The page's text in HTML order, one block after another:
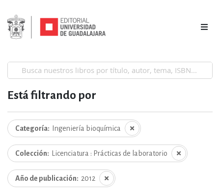
Está filtrando por
Categoría Ingeniería bioquímica
Colección Licenciatura : Prácticas de laboratorio
Año de publicación 2012